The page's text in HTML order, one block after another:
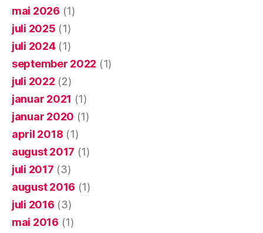
mai 2026 (1)
juli 2025 (1)
juli 2024(1)
september 2022 (1)
juli 2022 (2)
januar 2021 (1)
januar 2020 (1)
april 2018 (1)
august 2017 (1)
juli 2017 (3)
august 2016 (1)
juli 2016 (3)
mai 2016 (1)